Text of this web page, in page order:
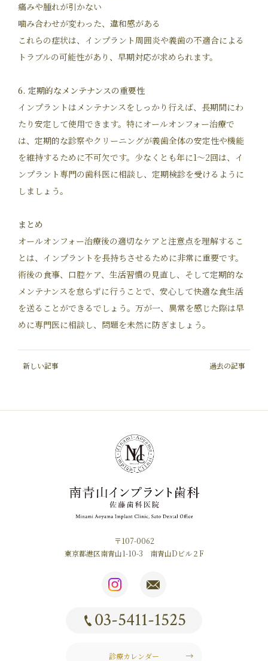
痛みや腫れが引かない
噛み合わせが変わった、違和感がある
これらの症状は、インプラント周囲炎や義歯の不適合による
トラブルの可能性があり、早期対応が求められます。
6. 定期的なメンテナンスの重要性
インプラントはメンテナンスをしっかり行えば、長期間にわ
たり安定して使用できます。特にオールオンフォー治療で
は、定期的な診察やクリーニングが義歯全体の安定性や機能
を維持するために不可欠です。少なくとも年に1～2回は、イ
ンプラント専門の歯科医に相談し、定期検診を受けるように
しましょう。
まとめ
オールオンフォー治療後の適切なケアと注意点を理解するこ
とは、インプラントを長持ちさせるために非常に重要です。
術後の食事、口腔ケア、生活習慣の見直し、そして定期的な
メンテナンスを怠らずに行うことで、安心して快適な食生活
を送ることができるでしょう。万が一、異常を感じた際は早
めに専門医に相談し、問題を未然に防ぎましょう。
新しい記事 過去の記事
〒107-0062
東京都港区南青山1-10-3 南青山Dビル２F
03-5411-1525
診療カレンダー